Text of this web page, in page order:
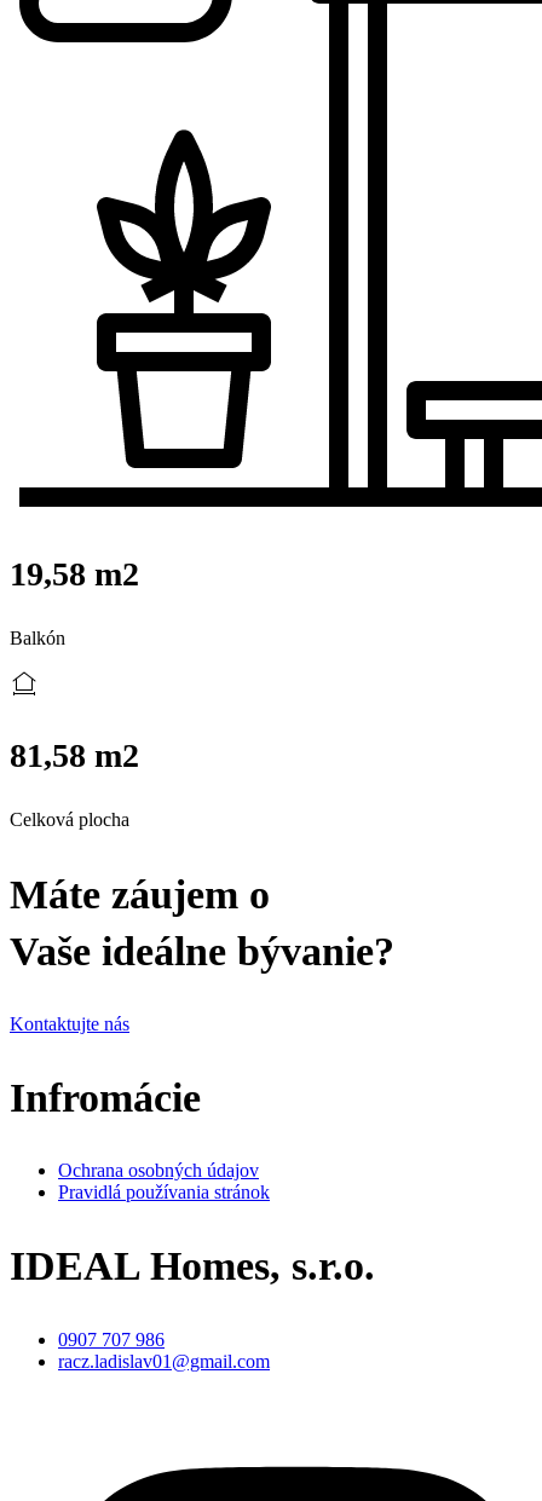
19,58 m2
Balkón
81,58 m2
Celková plocha
Máte záujem o
Vaše ideálne bývanie?
Kontaktujte nás
Infromácie
Ochrana osobných údajov
Pravidlá používania stránok
IDEAL Homes, s.r.o.
0907 707 986
racz.ladislav01@gmail.com